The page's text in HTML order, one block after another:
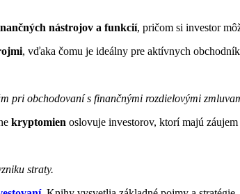
nástrojov a funkcií, pričom si investor
, vďaka čomu je ideálny pre aktívnych
pri obchodovaní s finančnými rozdielovými
kryptomien oslovuje investorov, ktorí majú
straty.